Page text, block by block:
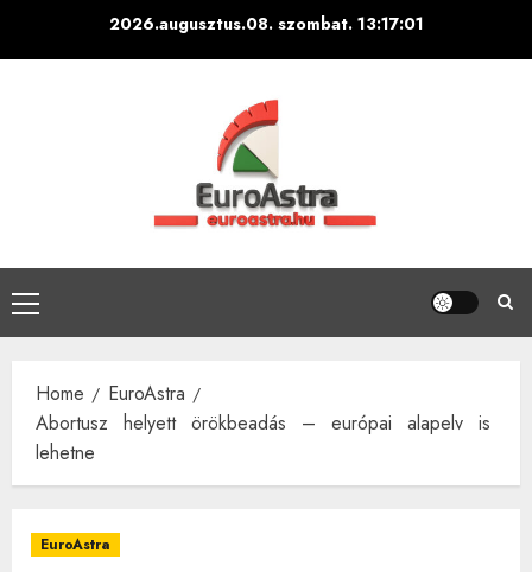
2026.augusztus.08. szombat. 13:17:01
Primary
Menu
Home
EuroAstra
Abortusz helyett örökbeadás – európai alapelv is
lehetne
EuroAstra